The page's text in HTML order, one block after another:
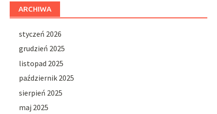
ARCHIWA
styczeń 2026
grudzień 2025
listopad 2025
październik 2025
sierpień 2025
maj 2025